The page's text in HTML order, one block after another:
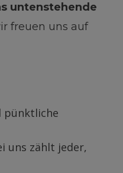
untenstehende
freuen uns auf
pünktliche
uns zählt jeder,